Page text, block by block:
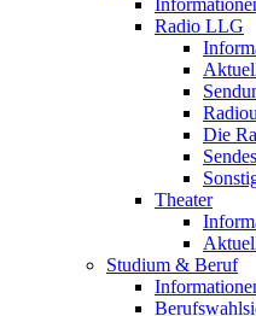
Radio LLG
Die
Theater
Studium & Beruf